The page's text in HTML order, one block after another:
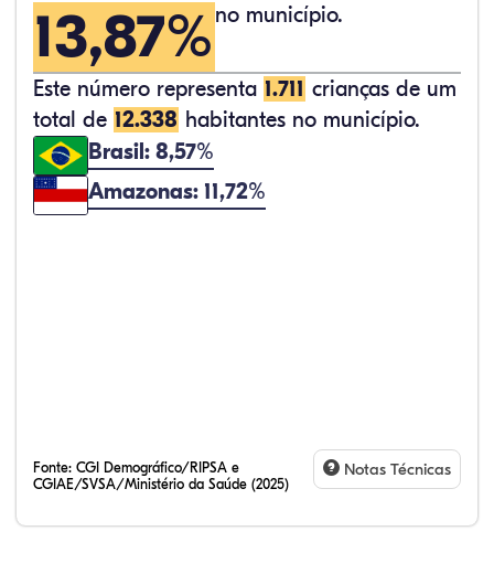
13,87% no município.
Este número representa 1.711 crianças de um
total de 12.338 habitantes no município.
Brasil: 8,57%
Amazonas: 11,72%
Fonte: CGI Demográfico/RIPSA e
CGIAE/SVSA/Ministério da Saúde (2025)
Notas Técnicas